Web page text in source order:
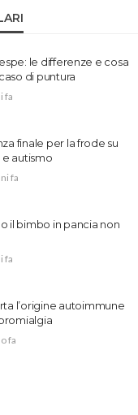
le differenze e cosa
di puntura
fa
finale per la frode su
e autismo
fa
il bimbo in pancia non
fa
l’origine autoimmune
fa